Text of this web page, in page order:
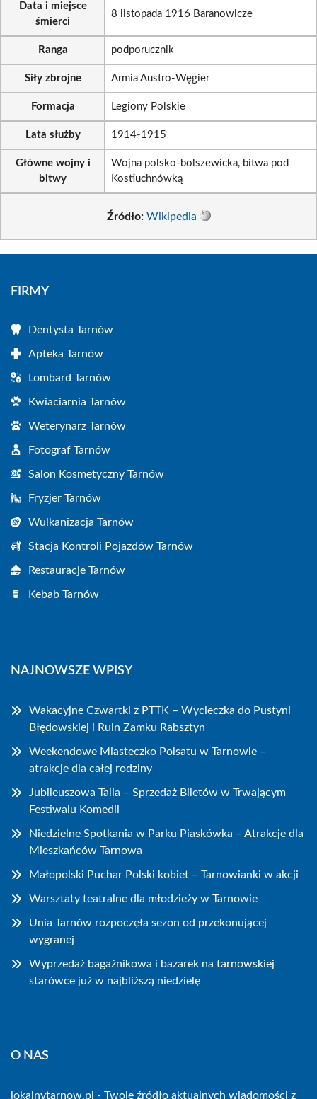
Data i miejsce
śmierci
8 listopada 1916 Baranowicze
Ranga podporucznik
Siły zbrojne Armia Austro-Węgier
Formacja Legiony Polskie
Lata służby 1914-1915
Główne wojny i
bitwy
Wojna polsko-bolszewicka, bitwa pod
Kostiuchnówką
Źródło: Wikipedia
FIRMY
Dentysta Tarnów
Apteka Tarnów
Lombard Tarnów
Kwiaciarnia Tarnów
Weterynarz Tarnów
Fotograf Tarnów
Salon Kosmetyczny Tarnów
Fryzjer Tarnów
Wulkanizacja Tarnów
Stacja Kontroli Pojazdów Tarnów
Restauracje Tarnów
Kebab Tarnów
NAJNOWSZE WPISY
Wakacyjne Czwartki z PTTK – Wycieczka do Pustyni
Błędowskiej i Ruin Zamku Rabsztyn
Weekendowe Miasteczko Polsatu w Tarnowie –
atrakcje dla całej rodziny
Jubileuszowa Talia – Sprzedaż Biletów w Trwającym
Festiwalu Komedii
Niedzielne Spotkania w Parku Piaskówka – Atrakcje dla
Mieszkańców Tarnowa
Małopolski Puchar Polski kobiet – Tarnowianki w akcji
Warsztaty teatralne dla młodzieży w Tarnowie
Unia Tarnów rozpoczęła sezon od przekonującej
wygranej
Wyprzedaż bagażnikowa i bazarek na tarnowskiej
starówce już w najbliższą niedzielę
O NAS
lokalnytarnow.pl - Twoje źródło aktualnych wiadomości z